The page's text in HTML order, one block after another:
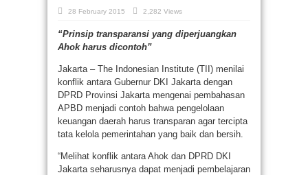
28 February 2015 2,282 Views
“Prinsip transparansi yang diperjuangkan
Ahok harus dicontoh”
Jakarta – The Indonesian Institute (TII) menilai
konflik antara Gubernur DKI Jakarta dengan
DPRD Provinsi Jakarta mengenai pembahasan
APBD menjadi contoh bahwa pengelolaan
keuangan daerah harus transparan agar tercipta
tata kelola pemerintahan yang baik dan bersih.
“Melihat konflik antara Ahok dan DPRD DKI
Jakarta seharusnya dapat menjadi pembelajaran